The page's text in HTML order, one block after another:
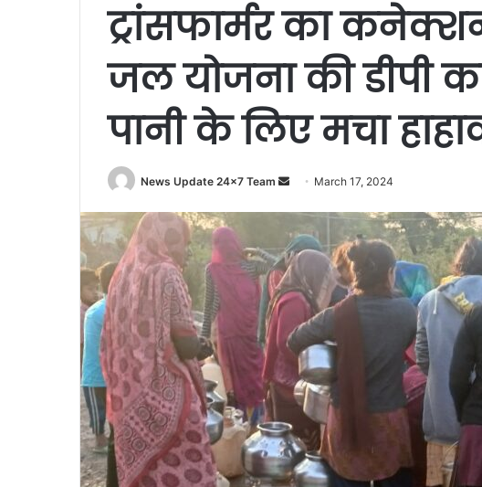
ट्रांसफार्मर का
जल योजना की डीपी
पानी के लिए मचा
News Update 24x7 Team
Send March 17, 2024